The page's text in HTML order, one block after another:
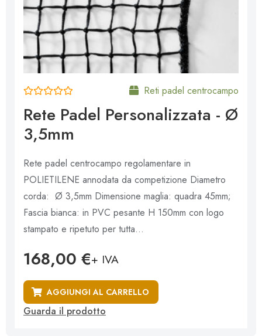
a
l
u
t
o
0
s
5
Reti padel centrocampo
Rete Padel Personalizzata - Ø
3,5mm
Rete padel centrocampo regolamentare in
POLIETILENE annodata da competizione Diametro
corda: Ø 3,5mm Dimensione maglia: quadra 45mm;
Fascia bianca: in PVC pesante H 150mm con logo
stampato e ripetuto per tutta...
168,00 €+ IVA
AGGIUNGI AL CARRELLO
Guarda il prodotto